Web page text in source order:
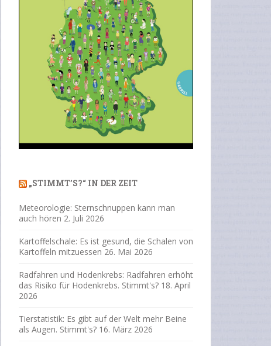
„STIMMT’S?“ IN DER ZEIT
Meteorologie: Sternschnuppen kann man
auch hören 2. Juli 2026
Kartoffelschale: Es ist gesund, die Schalen von
Kartoffeln mitzuessen 26. Mai 2026
Radfahren und Hodenkrebs: Radfahren erhöht
das Risiko für Hodenkrebs. Stimmt's? 18. April
2026
Tierstatistik: Es gibt auf der Welt mehr Beine
als Augen. Stimmt's? 16. März 2026